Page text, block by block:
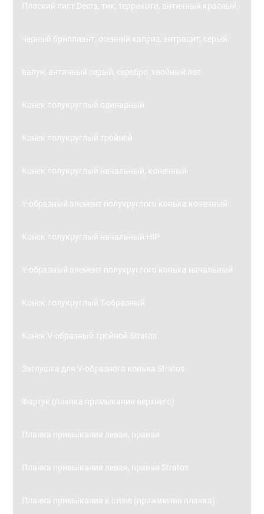
Плоский лист Decra, тик, терракота, античный красный,
черный бриллиант, осенний каприз, антрацит, серый
валун, античный серый, серебро, хвойный лес
Конек полукруглый одинарный
Конек полукруглый тройной
Конек полукруглый начальный, конечный
Y-образный элемент полукруглого конька конечный
Конек полукруглый начальный HIP
Y-образный элемент полукруглого конька начальный
Конек полукруглый Т-образный
Конек V-образный тройной Stratos
Заглушка для V-образного конька Stratos
Фартук (планка примыкания верхнего)
Планка примыкания левая, правая
Планка примыкания левая, правая Stratos
Планка примыкания к стене (прижимная планка)